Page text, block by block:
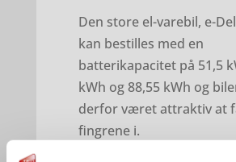
Den store el-varebil, e-
kan bestilles med en
batterikapacitet på 51,5
kWh og 88,55 kWh og
derfor været attraktiv at
fingrene i.